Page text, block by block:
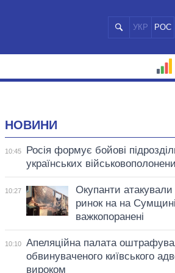
УКР РОС
НОВИНИ
10:45
Росія формує бойові
українських
10:27
Окупанти
ринок на на
важкопоранені
10:10
Апеляційна палата
обвинуваченого київського
вироком